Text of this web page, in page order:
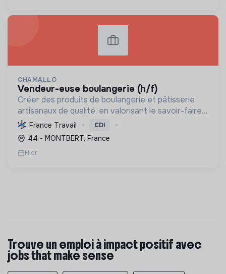
CHAMALLO
vendeur-euse boulangerie (h/f)
Créer des produits de boulangerie et pâtisserie
artisanaux de qualité, en valorisant le savoir-faire
local, les circuits courts et la durabilité, pour le
bien-être de la communauté et de l'environneme...
France Travail CDI
44 - MONTBERT, France
Hier
Trouve un emploi à impact positif avec
jobs that make sense